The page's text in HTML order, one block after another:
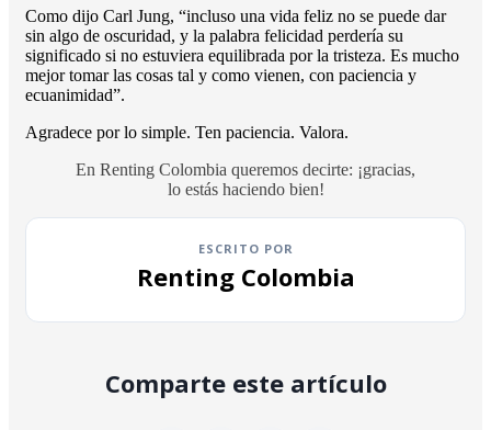
Como dijo Carl Jung, “incluso una vida feliz no se puede dar
sin algo de oscuridad, y la palabra felicidad perdería su
significado si no estuviera equilibrada por la tristeza. Es mucho
mejor tomar las cosas tal y como vienen, con paciencia y
ecuanimidad”.
Agradece por lo simple. Ten paciencia. Valora.
En Renting Colombia queremos decirte: ¡gracias,
lo estás haciendo bien!
ESCRITO POR
Renting Colombia
Comparte este artículo